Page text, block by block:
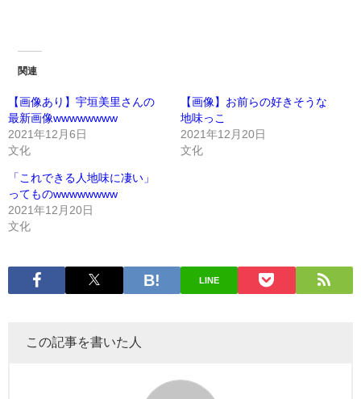
関連
【画像あり】宇垣美里さんの
最新画像wwwwwwww
2021年12月6日
文化
【画像】お前らの好きそうな
地味っこ
2021年12月20日
文化
「これできる人地味に凄い」
ってものwwwwwwww
2021年12月20日
文化
LINE
この記事を書いた人